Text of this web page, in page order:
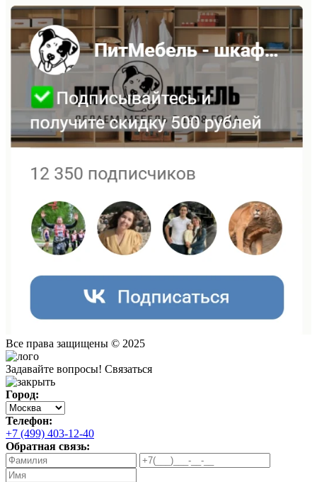
Все права защищены © 2025
Задавайте вопросы! Связаться
Город:
Телефон:
+7 (499) 403-12-40
Обратная связь: